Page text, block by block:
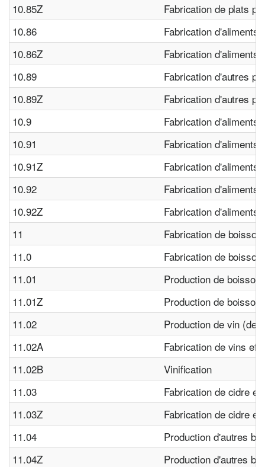
10.85Z
Fabrication de plats
10.86
Fabrication d'aliments
10.86Z
Fabrication d'aliments
10.89
Fabrication d'autres
10.89Z
Fabrication d'autres
10.9
Fabrication d'aliments
10.91
Fabrication d'aliments
10.91Z
Fabrication d'aliments
10.92
Fabrication d'aliments
10.92Z
Fabrication d'aliments
11
Fabrication de
11.0
Fabrication de
11.01
Production de
11.01Z
Production de
11.02
Production de vin (de
11.02A
Fabrication de vins
11.02B
Vinification
11.03
Fabrication de cidre
11.03Z
Fabrication de cidre
11.04
Production d'autres
11.04Z
Production d'autres